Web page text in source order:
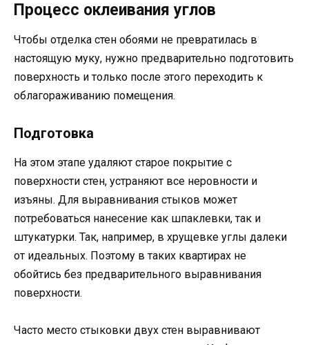
Процесс оклеивания углов
Чтобы отделка стен обоями не превратилась в
настоящую муку, нужно предварительно подготовить
поверхность и только после этого переходить к
облагораживанию помещения.
Подготовка
На этом этапе удаляют старое покрытие с
поверхности стен, устраняют все неровности и
изъяны. Для выравнивания стыков может
потребоваться нанесение как шпаклевки, так и
штукатурки. Так, например, в хрущевке углы далеки
от идеальных. Поэтому в таких квартирах не
обойтись без предварительного выравнивания
поверхности.
Часто место стыковки двух стен выравнивают